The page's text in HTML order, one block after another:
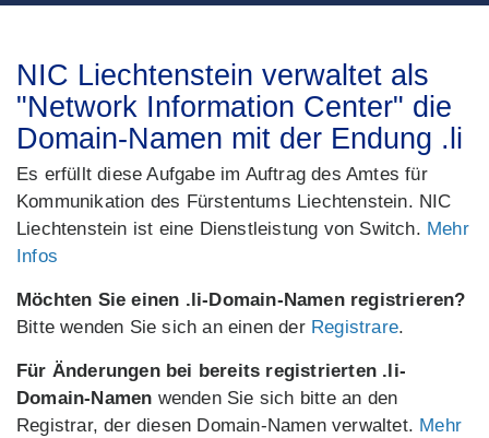
NIC Liechtenstein verwaltet als
"Network Information Center" die
Domain-Namen mit der Endung .li
Es erfüllt diese Aufgabe im Auftrag des Amtes für
Kommunikation des Fürstentums Liechtenstein. NIC
Liechtenstein ist eine Dienstleistung von Switch. Mehr
Infos
Möchten Sie einen .li-Domain-Namen registrieren?
Bitte wenden Sie sich an einen der Registrare.
Für Änderungen bei bereits registrierten .li-
Domain-Namen wenden Sie sich bitte an den
Registrar, der diesen Domain-Namen verwaltet. Mehr